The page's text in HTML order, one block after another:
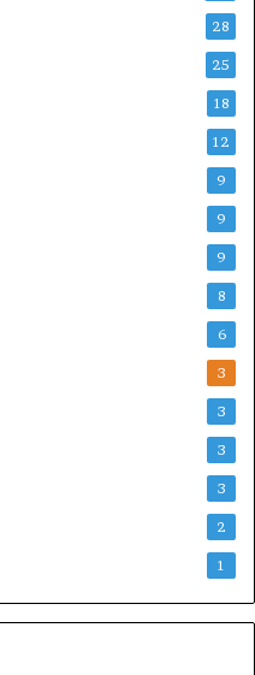
28
25
18
12
9
9
9
8
6
3
3
3
3
2
1